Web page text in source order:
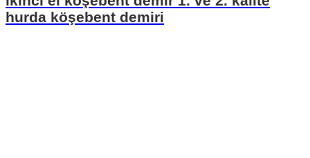
hurda köşebent demiri